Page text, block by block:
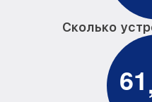
Сколько
61